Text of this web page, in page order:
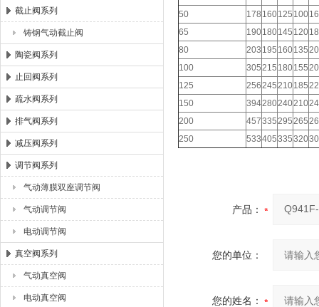
截止阀系列
铸钢气动截止阀
陶瓷阀系列
止回阀系列
疏水阀系列
排气阀系列
减压阀系列
调节阀系列
气动薄膜双座调节阀
气动调节阀
电动调节阀
真空阀系列
气动真空阀
电动真空阀
50
178 160125 10016
65
190180145 12018
80
203 195 16013520
100
305215 18015520
125
25624521018522
150
39428024021024
200
45733529526526
250
53340533532030
产品：
您的单位：
您的姓名：